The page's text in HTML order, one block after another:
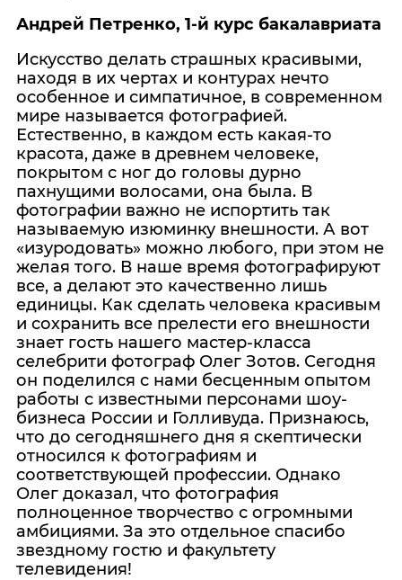
Андрей Петренко, 1-й курс бакалавриата
Искусство делать страшных красивыми,
находя в их чертах и контурах нечто
особенное и симпатичное, в современном
мире называется фотографией.
Естественно, в каждом есть какая-то
красота, даже в древнем человеке,
покрытом с ног до головы дурно
пахнущими волосами, она была. В
фотографии важно не испортить так
называемую изюминку внешности. А вот
«изуродовать» можно любого, при этом не
желая того. В наше время фотографируют
все, а делают это качественно лишь
единицы. Как сделать человека красивым
и сохранить все прелести его внешности
знает гость нашего мастер-класса
селебрити фотограф Олег Зотов. Сегодня
он поделился с нами бесценным опытом
работы с известными персонами шоу-
бизнеса России и Голливуда. Признаюсь,
что до сегодняшнего дня я скептически
относился к фотографиям и
соответствующей профессии. Однако
Олег доказал, что фотография
полноценное творчество с огромными
амбициями. За это отдельное спасибо
звездному гостю и факультету
телевидения!